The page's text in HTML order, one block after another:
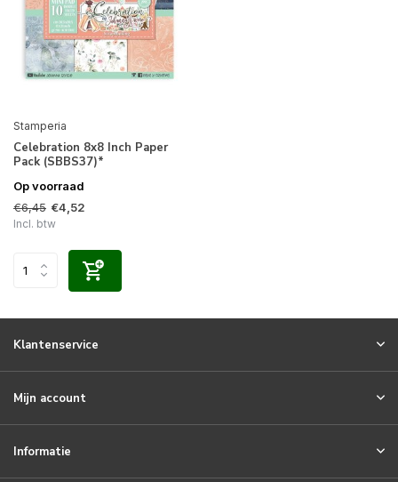
Stamperia
Celebration 8x8 Inch Paper
Pack (SBBS37)*
Op voorraad
€6,45 €4,52
Incl. btw
Klantenservice
Mijn account
Informatie